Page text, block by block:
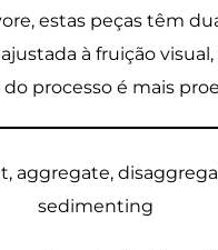
estas peças têm
à fruição visual,
do processo é mais
aggregate,
sedimenting